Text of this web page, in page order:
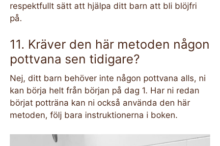
respektfullt sätt att hjälpa ditt barn att bli blöjfri
på.
11. Kräver den här metoden någon
pottvana sen tidigare?
Nej, ditt barn behöver inte någon pottvana alls, ni
kan börja helt från början på dag 1. Har ni redan
börjat potträna kan ni också använda den här
metoden, följ bara instruktionerna i boken.